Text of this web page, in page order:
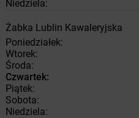
Niedziela:
Żabka Lublin Kawaleryjska
Poniedziałek:
Wtorek:
Środa:
Czwartek:
Piątek:
Sobota:
Niedziela: